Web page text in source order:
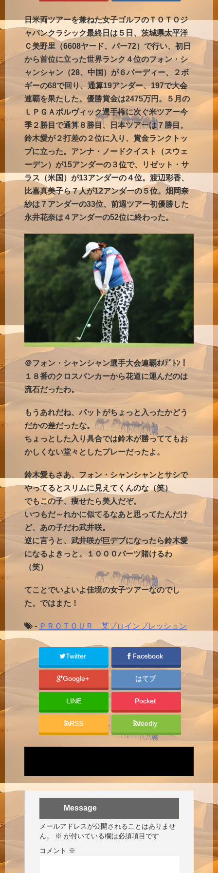
日米両ツアーを兼ねた女子ゴルフのＴＯＴＯジ
ャパンクラシック最終日は５日、茨城県太平洋
Ｃ美野里（6608ヤード、パー72）で行い、初日
から首位に立った世界ランク４位のフォン・シ
ャンシャン（28、中国）が６バーディー、２ボ
ギーの68で回り、通算19アンダー、197で大会
連覇を果たした。優勝賞金は2475万円。５月の
ＬＰＧＡボルヴィック選手権に次ぐ米ツアー今
季２勝目で通算８勝目、日本ツアーは７勝目。
鈴木愛が２打差の２位に入り、賞金ランクトッ
プに立った。アンナ・ノードクイスト（スウェ
ーデン）が15アンダーの３位で、リゼット・サ
ラス（米国）が13アンダーの４位。渡辺彩香、
比嘉真美子ら７人が12アンダーの５位。畑岡奈
紗は７アンダーの33位、前週ツアー初優勝した
永井花奈は４アンダーの52位に終わった。
＠フォン・シャンシャン選手大会連覇ｵﾒﾃﾞﾄﾝ！
１８番のクロスバンカーから花道に運んだのは
流石だったわ。
もうあれだね、パットがちょっと入ったかどう
だかの差だったな。
ちょっとした入り具合では鈴木が勝っててもお
かしくない堂々としたプレーだったよ。
鈴木愛もさあ、フォン・シャンシャンとサシで
やってるとスリムに見えてくんのな（笑）
でもこの子、痩せたら美人だぞ。
いつもだ～れかに似てるなあと思ってたんだけ
ど、あの子だわ武井咲。
逆に言うと、武井咲が巨デブになったら鈴木愛
になるよきっと。１０００バーツ賭けるわ
（笑）
てことでいよいよ佳境の女子ツアーなのでし
た。ではまた！
- ＰＲＯＴＯＵＲ 某プロインプレッション
Twitter Facebook
Google+ はてブ
LINE Pocket
RSS feedly
Message
メールアドレスが公開されることはありませ
ん。
※ が付いている欄は必須項目です
コメント ※